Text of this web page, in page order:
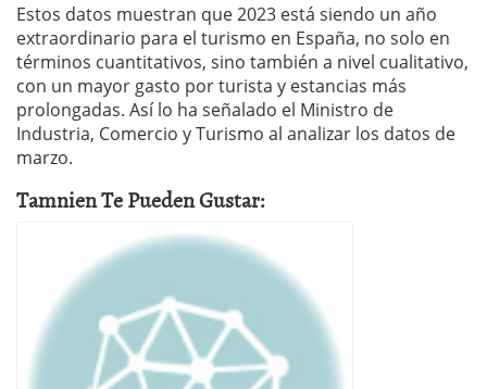
Estos datos muestran que 2023 está siendo un año
extraordinario para el turismo en España, no solo en
términos cuantitativos, sino también a nivel cualitativo,
con un mayor gasto por turista y estancias más
prolongadas. Así lo ha señalado el Ministro de
Industria, Comercio y Turismo al analizar los datos de
marzo.
Tamnien Te Pueden Gustar: